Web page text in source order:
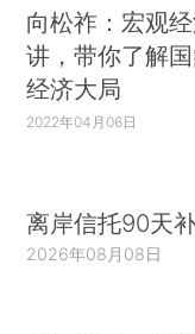
向松祚：宏观
讲，带你了解
经济大局
2022年04月06日
离岸信托90天
2026年08月08日